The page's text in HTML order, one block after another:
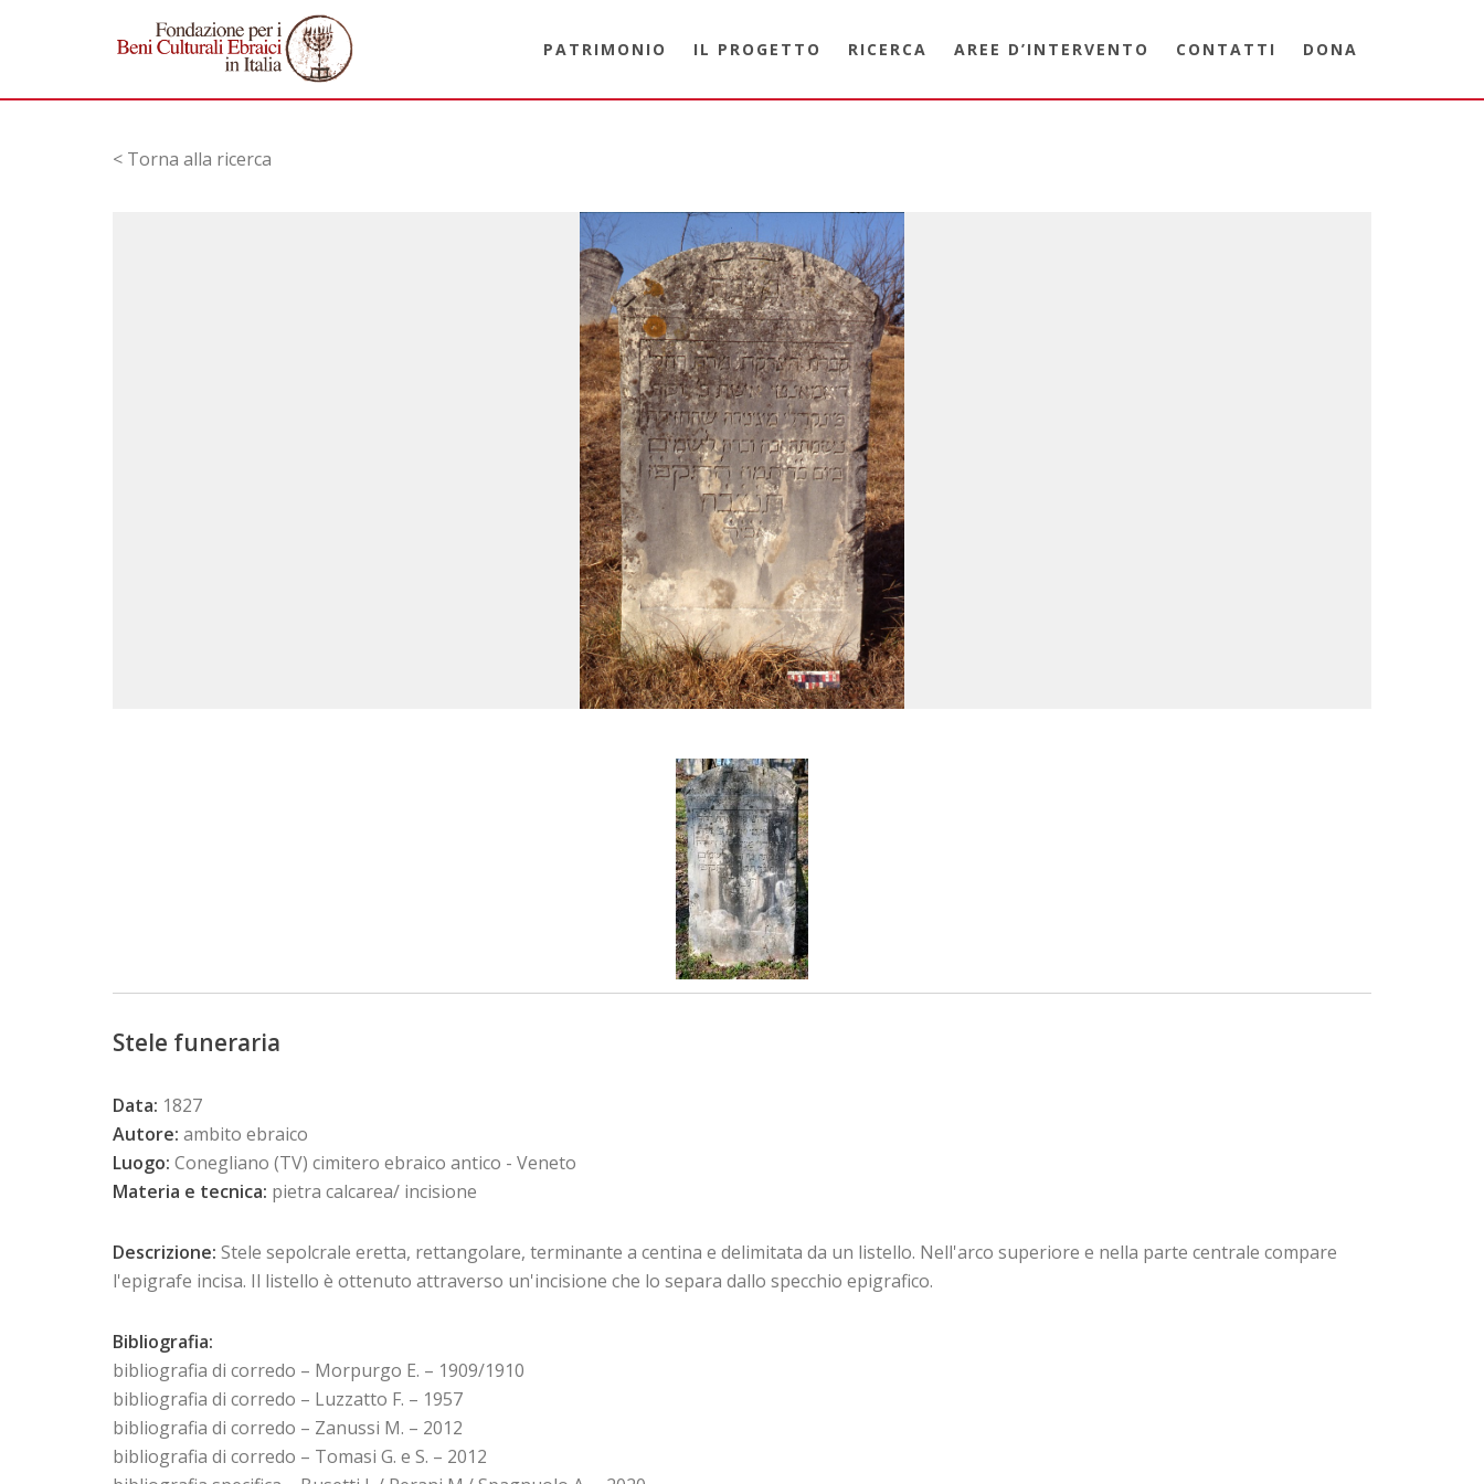
PATRIMONIO IL PROGETTO RICERCA AREE D’INTERVENTO CONTATTI DONA
< Torna alla ricerca
Stele funeraria
Data: 1827
Autore: ambito ebraico
Luogo: Conegliano (TV) cimitero ebraico antico - Veneto
Materia e tecnica: pietra calcarea/ incisione
Descrizione: Stele sepolcrale eretta, rettangolare, terminante a centina e delimitata da un listello. Nell'arco superiore e nella parte centrale compare
l'epigrafe incisa. Il listello è ottenuto attraverso un'incisione che lo separa dallo specchio epigrafico.
Bibliografia:
bibliografia di corredo – Morpurgo E. – 1909/1910
bibliografia di corredo – Luzzatto F. – 1957
bibliografia di corredo – Zanussi M. – 2012
bibliografia di corredo – Tomasi G. e S. – 2012